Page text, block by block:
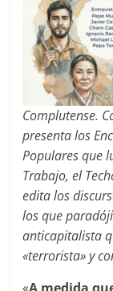
Complutense.
presenta los
Populares que
Trabajo, el
edita los
los que
anticapitalista
«terrorista» y